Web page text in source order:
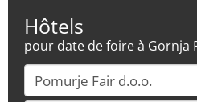
Hôtels
pour date de foire à Gornja